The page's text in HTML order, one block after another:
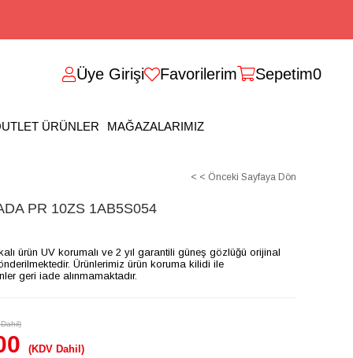
Üye Girişi Favorilerim Sepetim0
ÜRÜNLER MAĞAZALARIMIZ
< < Önceki Sayfaya Dön
PR 10ZS 1AB5S054
ürün UV korumalı ve 2 yıl garantili güneş gözlüğü orijinal
Ürünlerimiz ürün koruma kilidi ile
geri iade alınmamaktadır.
(KDV Dahil)